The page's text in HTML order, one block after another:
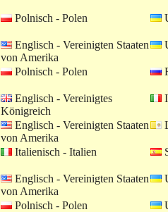
Polnisch - Polen
Englisch - Vereinigten Staaten
von Amerika
Polnisch - Polen
Englisch - Vereinigtes
Königreich
Englisch - Vereinigten Staaten
von Amerika
Italienisch - Italien
Englisch - Vereinigten Staaten
von Amerika
Polnisch - Polen